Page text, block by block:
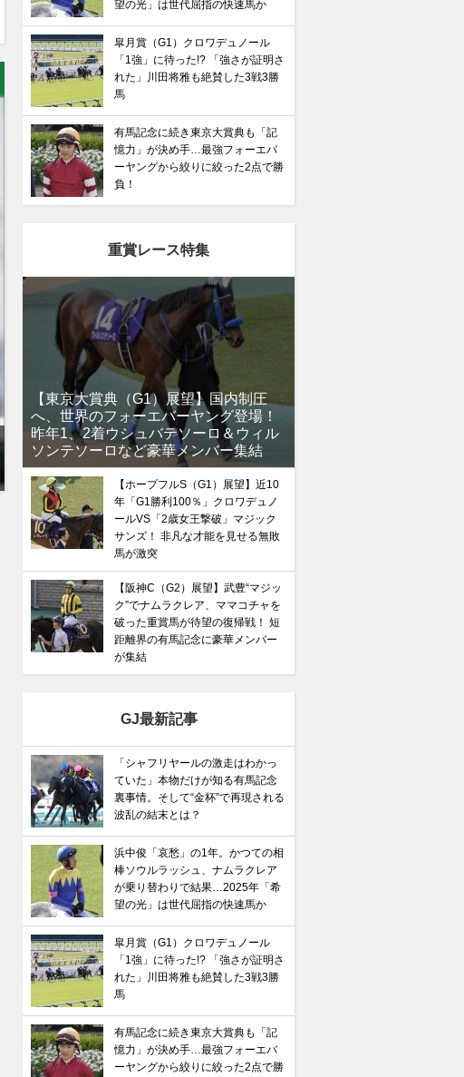
【有馬記念】武豊×ドウデュースを逆転できる候補3頭！と絶
るべき“隠れ穴馬！”
望の光」は世代屈指の快速馬か
皐月賞（G1）クロワデュノール
「1強」に待った!? 「強さが証明さ
れた」川田将雅も絶賛した3戦3勝
馬
有馬記念に続き東京大賞典も「記
憶力」が決め手…最強フォーエバ
ーヤングから絞りに絞った2点で勝
負！
重賞レース特集
【東京大賞典（G1）展望】国内制圧
へ、世界のフォーエバーヤング登場！
昨年1、2着ウシュバテソーロ＆ウィル
ソンテソーロなど豪華メンバー集結
【ホープフルS（G1）展望】近10
年「G1勝利100％」クロワデュノ
ールVS「2歳女王撃破」マジック
サンズ！ 非凡な才能を見せる無敗
馬が激突
【阪神C（G2）展望】武豊“マジッ
ク”でナムラクレア、ママコチャを
破った重賞馬が待望の復帰戦！ 短
距離界の有馬記念に豪華メンバー
が集結
GJ最新記事
「シャフリヤールの激走はわかっ
ていた」本物だけが知る有馬記念
裏事情。そして“金杯”で再現される
波乱の結末とは？
浜中俊「哀愁」の1年。かつての相
棒ソウルラッシュ、ナムラクレア
が乗り替わりで結果…2025年「希
望の光」は世代屈指の快速馬か
皐月賞（G1）クロワデュノール
「1強」に待った!? 「強さが証明さ
れた」川田将雅も絶賛した3戦3勝
馬
有馬記念に続き東京大賞典も「記
憶力」が決め手…最強フォーエバ
ーヤングから絞りに絞った2点で勝